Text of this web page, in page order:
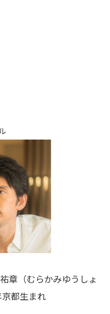
章（むらかみゆうしょ
京都生まれ